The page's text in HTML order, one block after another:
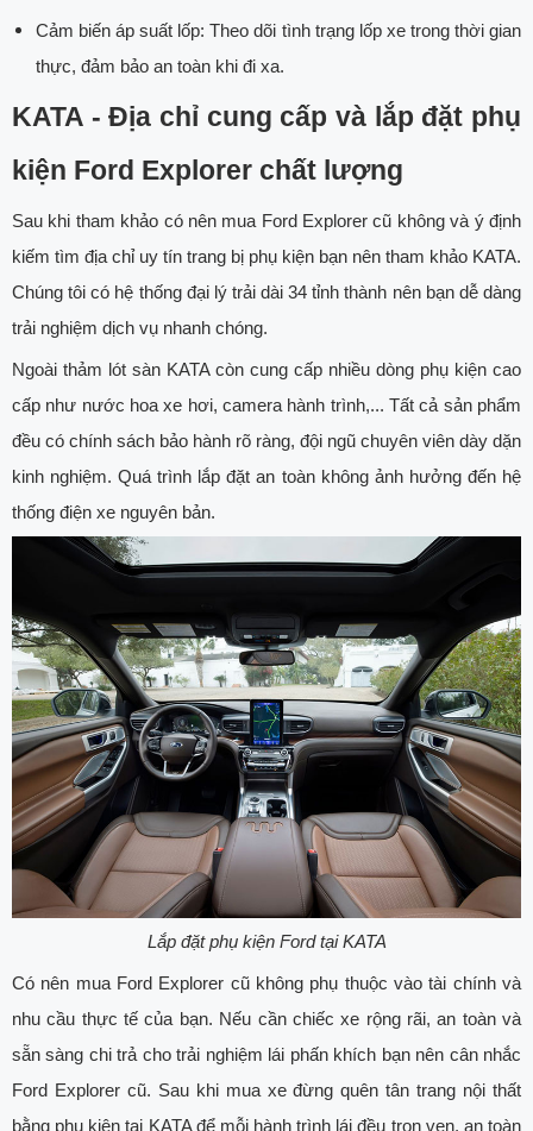
Cảm biến áp suất lốp: Theo dõi tình trạng lốp xe trong thời gian
thực, đảm bảo an toàn khi đi xa.
KATA - Địa chỉ cung cấp và lắp đặt phụ
kiện Ford Explorer chất lượng
Sau khi tham khảo có nên mua Ford Explorer cũ không và ý định
kiếm tìm địa chỉ uy tín trang bị phụ kiện bạn nên tham khảo KATA.
Chúng tôi có hệ thống đại lý trải dài 34 tỉnh thành nên bạn dễ dàng
trải nghiệm dịch vụ nhanh chóng.
Ngoài thảm lót sàn KATA còn cung cấp nhiều dòng phụ kiện cao
cấp như nước hoa xe hơi, camera hành trình,... Tất cả sản phẩm
đều có chính sách bảo hành rõ ràng, đội ngũ chuyên viên dày dặn
kinh nghiệm. Quá trình lắp đặt an toàn không ảnh hưởng đến hệ
thống điện xe nguyên bản.
Lắp đặt phụ kiện Ford tại KATA
Có nên mua Ford Explorer cũ không phụ thuộc vào tài chính và
nhu cầu thực tế của bạn. Nếu cần chiếc xe rộng rãi, an toàn và
sẵn sàng chi trả cho trải nghiệm lái phấn khích bạn nên cân nhắc
Ford Explorer cũ. Sau khi mua xe đừng quên tân trang nội thất
bằng phụ kiện tại KATA để mỗi hành trình lái đều trọn vẹn, an toàn